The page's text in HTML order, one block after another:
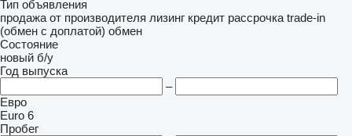
Тип объявления
продажа от производителя лизинг кредит рассрочка trade-in
(обмен с доплатой) обмен
Состояние
новый б/у
Год выпуска
–
Евро
Euro 6
Пробег